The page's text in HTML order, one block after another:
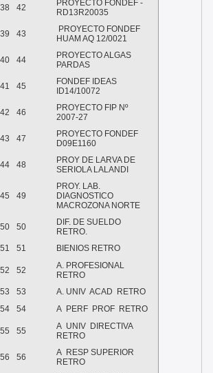
42
PROYECTO FONDEF -
RD13R20035
43
PROYECTO FONDEF
HUAM AQ 12/0021
44
PROYECTO ALGAS
PARDAS
45
FONDEF IDEAS
ID14/10072
46
PROYECTO FIP Nº
2007-27
47
PROYECTO FONDEF
D09E1160
48
PROY DE LARVA DE
SERIOLA LALANDI
49
PROY. LAB.
DIAGNOSTICO
MACROZONA NORTE
50
DIF. DE SUELDO
RETRO.
51 BIENIOS RETRO
52
A. PROFESIONAL
RETRO
53 A. UNIV ACAD
RETRO
54 A PERF PROF RETRO
55 A UNIV DIRECTIVA
RETRO
56 A RESP SUPERIOR
RETRO